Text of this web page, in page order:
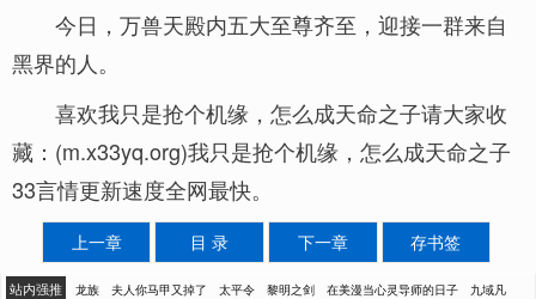
今日，万兽天殿内五大至尊齐至，迎接一群来自
黑界的人。
喜欢我只是抢个机缘，怎么成天命之子请大家收
藏：(m.x33yq.org)我只是抢个机缘，怎么成天命之子
33言情更新速度全网最快。
上一章 目 录 下一章 存书签
站内强推 龙族 夫人你马甲又掉了 太平令 黎明之剑 在美漫当心灵导师的日子
九域凡